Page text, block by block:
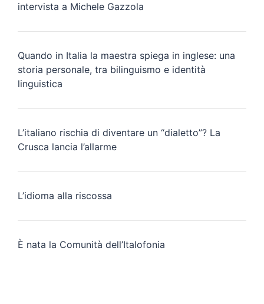
intervista a Michele Gazzola
Quando in Italia la maestra spiega in inglese: una
storia personale, tra bilinguismo e identità
linguistica
L’italiano rischia di diventare un “dialetto”? La
Crusca lancia l’allarme
L’idioma alla riscossa
È nata la Comunità dell’Italofonia